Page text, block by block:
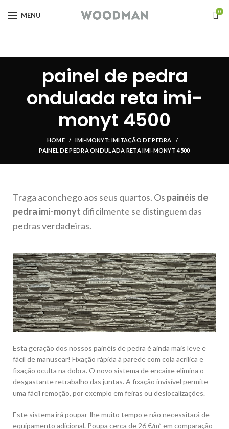
MENU 0
painel de pedra
ondulada reta imi-
monyt 4500
HOME
IMI-MONYT: IMITAÇÃO DE PEDRA
PAINEL DE PEDRA ONDULADA RETA IMI-MONYT 4500
Traga aconchego aos seus quartos. Os painéis de
pedra imi-monyt dificilmente se distinguem das
pedras verdadeiras.
Esta geração dos nossos painéis de pedra é ainda mais leve e
fácil de manusear! Fixação rápida à parede com cola acrílica e
fixação oculta na dobra. O novo sistema de encaixe elimina o
desgastante retrabalho das juntas. A fixação invisível permite
uma fácil remoção, por exemplo em feiras ou deslocalizações.
Este sistema irá poupar-lhe muito tempo e não necessitará de
equipamento adicional. Poupa cerca de 26 €/m² em comparação